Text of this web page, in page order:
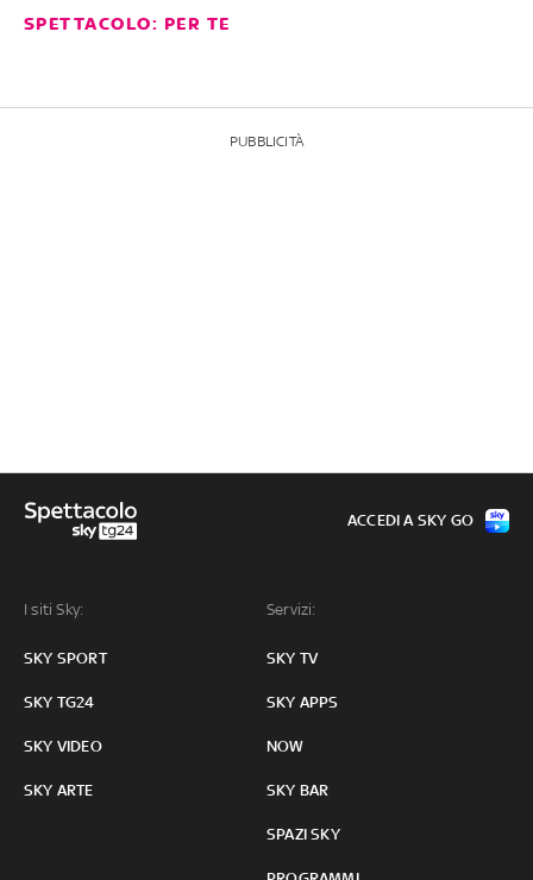
SPETTACOLO: PER TE
PUBBLICITÀ
I siti Sky:
SKY SPORT
SKY TG24
SKY VIDEO
SKY ARTE
Servizi:
SKY TV
SKY APPS
NOW
SKY BAR
SPAZI SKY
ACCEDI A SKY GO